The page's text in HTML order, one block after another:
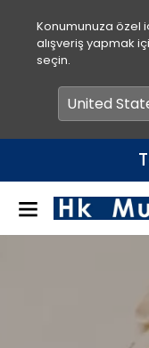
Konumunuza özel
alışveriş yapmak
seçin.